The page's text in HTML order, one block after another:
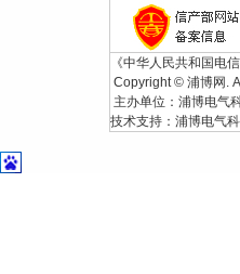
《中华人民共和国电
Copyright © 浦博网.
主办单位：浦博电气
技术支持： 浦博电气